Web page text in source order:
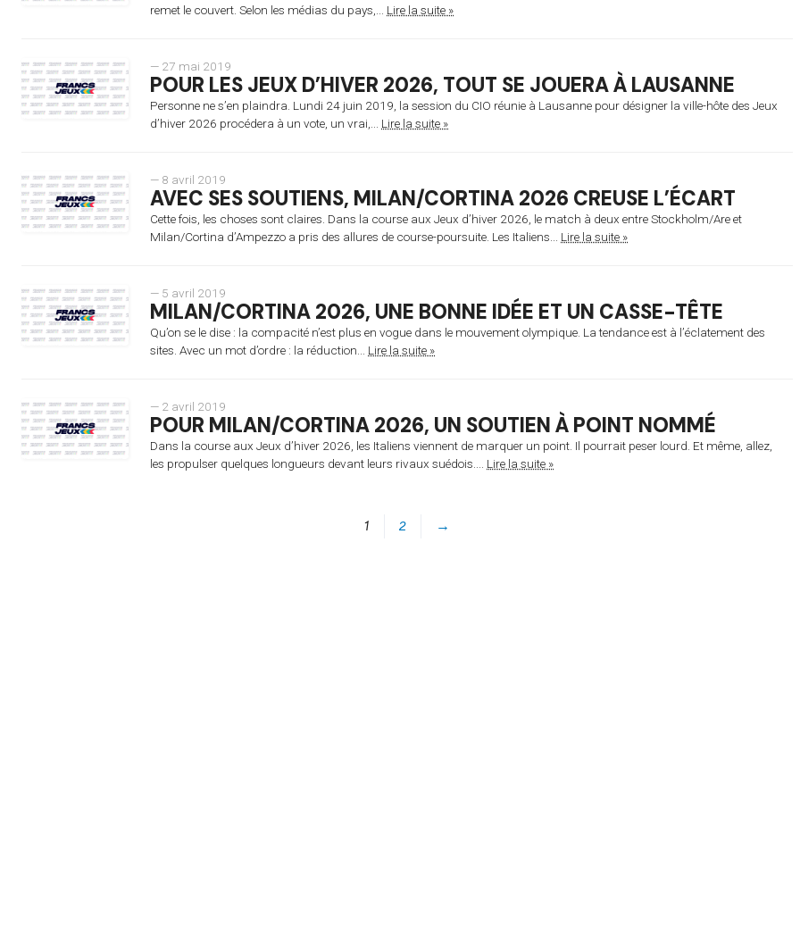
remet le couvert. Selon les médias du pays,... Lire la suite »
— 27 mai 2019
POUR LES JEUX D’HIVER 2026, TOUT SE JOUERA À LAUSANNE
Personne ne s’en plaindra. Lundi 24 juin 2019, la session du CIO réunie à Lausanne pour désigner la ville-hôte des Jeux
d’hiver 2026 procédera à un vote, un vrai,... Lire la suite »
— 8 avril 2019
AVEC SES SOUTIENS, MILAN/CORTINA 2026 CREUSE L’ÉCART
Cette fois, les choses sont claires. Dans la course aux Jeux d’hiver 2026, le match à deux entre Stockholm/Are et
Milan/Cortina d’Ampezzo a pris des allures de course-poursuite. Les Italiens... Lire la suite »
— 5 avril 2019
MILAN/CORTINA 2026, UNE BONNE IDÉE ET UN CASSE-TÊTE
Qu’on se le dise : la compacité n’est plus en vogue dans le mouvement olympique. La tendance est à l’éclatement des
sites. Avec un mot d’ordre : la réduction... Lire la suite »
— 2 avril 2019
POUR MILAN/CORTINA 2026, UN SOUTIEN À POINT NOMMÉ
Dans la course aux Jeux d’hiver 2026, les Italiens viennent de marquer un point. Il pourrait peser lourd. Et même, allez,
les propulser quelques longueurs devant leurs rivaux suédois.... Lire la suite »
1 2 →